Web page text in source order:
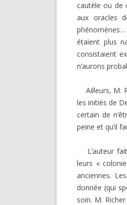
cautèle ou de
aux oracles
étaient plus
consistaient
n’aurons
Ailleurs, M.
les initiés de
certain de
peine et qu’il
L’auteur fait
leurs «
anciennes.
donnée (qui
soin. M.